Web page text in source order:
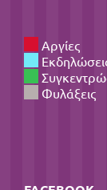
Αργίες
Φυλάξεις